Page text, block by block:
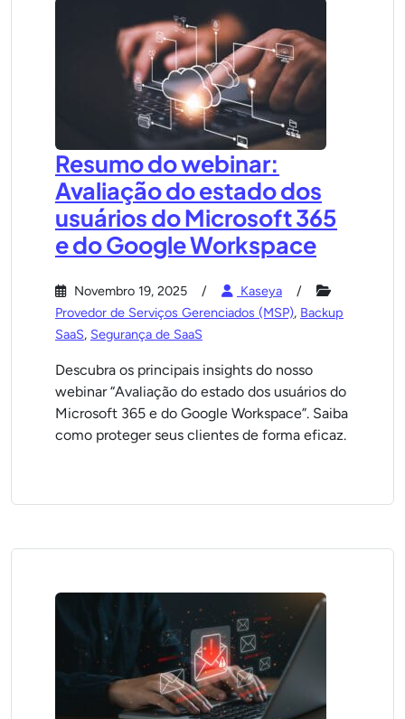
Resumo do webinar:
Avaliação do estado dos
usuários do Microsoft 365
e do Google Workspace
Novembro 19, 2025
Kaseya
Provedor de Serviços Gerenciados (MSP), Backup
SaaS, Segurança de SaaS
Descubra os principais insights do nosso
webinar “Avaliação do estado dos usuários do
Microsoft 365 e do Google Workspace”. Saiba
como proteger seus clientes de forma eficaz.